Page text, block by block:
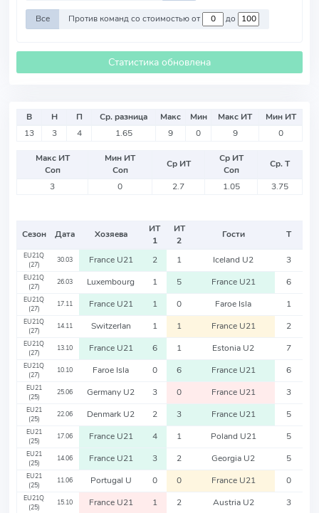
Все Против команд со стоимостью от до
Статистика обновлена
В Н П Ср. разница Макс Мин Макс ИТ
Мин ИТ
13
3 4 1.65 9 0 9 0
Макс ИТ
Соп
Мин ИТ
Соп
Ср ИТ
Ср ИТ
Соп
Ср. Т
3
0 2.7 1.05 3.75
Сезон Дата Хозяева
ИТ
1
ИТ
2
Гости Т
EU21Q
(27)
30.03 France U21 2 1 Iceland U2 3
EU21Q
(27)
26.03 Luxembourg 1 5 France U21 6
EU21Q
(27)
17.11 France U21 1 0 Faroe Isla 1
EU21Q
(27)
14.11 Switzerlan 1 1 France U21 2
EU21Q
(27)
13.10 France U21 6 1 Estonia U2 7
EU21Q
(27)
10.10 Faroe Isla 0 6 France U21 6
EU21
(25)
25.06 Germany U2 3 0 France U21 3
EU21
(25)
22.06 Denmark U2 2 3 France U21 5
EU21
(25)
17.06 France U21 4 1 Poland U21 5
EU21
(25)
14.06 France U21 3 2 Georgia U2 5
EU21
(25)
11.06 Portugal U 0 0 France U21 0
EU21Q
(25)
15.10 France U21 1 2 Austria U2 3